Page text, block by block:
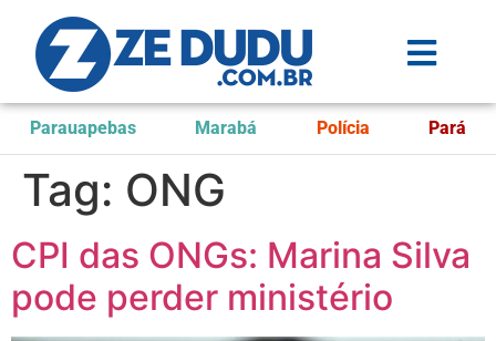
Parauapebas Marabá Polícia Pará
Tag: ONG
CPI das ONGs: Marina Silva
pode perder ministério